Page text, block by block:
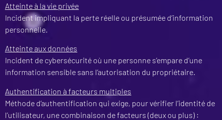
Atteinte à la vie privée
Incident impliquant la perte réelle ou présumée d’information
personnelle.
Atteinte aux données
Incident de cybersécurité où une personne s’empare d’une
information sensible sans l’autorisation du propriétaire.
Authentification à facteurs multiples
Méthode d’authentification qui exige, pour vérifier l’identité de
l’utilisateur, une combinaison de facteurs (deux ou plus) :